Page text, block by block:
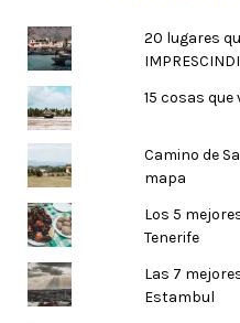
20 lugares
15 cosas
Camino de
mapa
Los 5
Tenerife
Las 7
Estambul